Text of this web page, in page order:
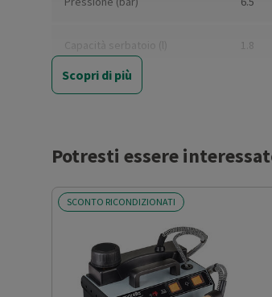
Capacità serbatoio (l) 1.8
Indicatore livello d’acqua
Spegnimento automatico
Scopri di più
Potresti essere
SCONTO RICONDIZIONATI